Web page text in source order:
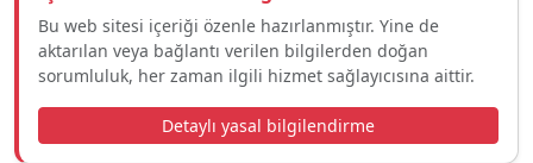
Bu web sitesi içeriği özenle hazırlanmıştır. Yine de
aktarılan veya bağlantı verilen bilgilerden doğan
sorumluluk, her zaman ilgili hizmet sağlayıcısına aittir.
Detaylı yasal bilgilendirme